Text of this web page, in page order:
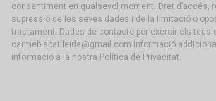
consentiment en qualsevol moment. Dret d’accés,
supressió de les seves dades i de la limitació o
tractament. Dades de contacte per exercir els teus
carmebisbatlleida@gmail.com Informació
informació a la nostra Política de Privacitat.